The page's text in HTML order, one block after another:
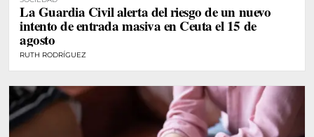
La Guardia Civil alerta del riesgo de un nuevo
intento de entrada masiva en Ceuta el 15 de
agosto
RUTH RODRÍGUEZ